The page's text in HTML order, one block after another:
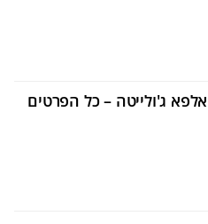
אלפא ג'ולייטה – כל הפרטים